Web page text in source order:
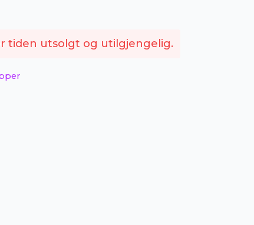
tiden utsolgt og utilgjengelig.